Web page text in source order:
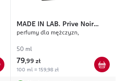
MADE IN LAB. Prive Noir
Desire
perfumy dla mężczyzn,
50 ml
79,99 zł
100 ml = 159,98 zł